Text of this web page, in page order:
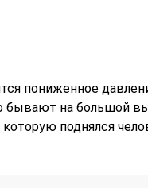
пониженное
бывают на большой
поднялся